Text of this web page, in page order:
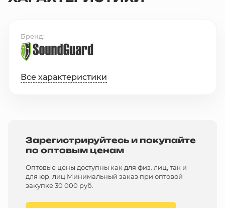
Бренд
Все характеристики
Зарегистрируйтесь и покупайте
по оптовым ценам
Оптовые цены доступны как для физ. лиц, так и
для юр. лиц Минимальный заказ при оптовой
закупке 30 000 руб.